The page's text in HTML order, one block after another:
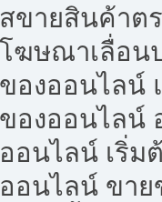
สขายสินค้าต
โฆษณาเลื่อน
ของออนไลน์
ของออนไลน์
ออนไลน์ เริ่ม
ออนไลน์ ขาย